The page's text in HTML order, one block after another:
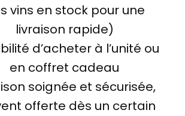
vins en stock pour une
livraison rapide)
d’acheter à l’unité ou
en coffret cadeau
soignée et sécurisée,
offerte dès un certain